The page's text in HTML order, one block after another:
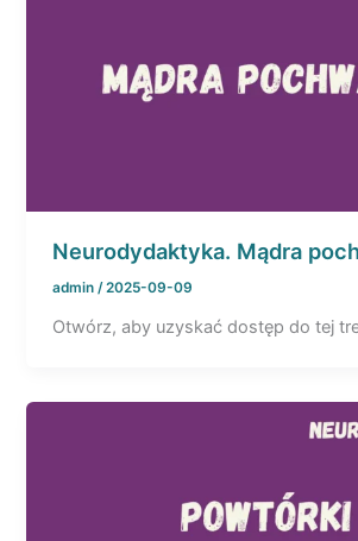
Neurodydaktyka. Mądra
admin/2025-09-09
Otwórz, aby uzyskać dostęp do tej